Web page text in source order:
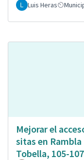
Luis Heras
Mejorar el
sitas en
Tobella, 105-107